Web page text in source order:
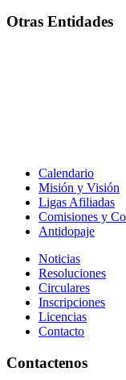
Otras Entidades
Calendario
Misión y Visión
Ligas Afiliadas
Comisiones y
Antidopaje
Noticias
Resoluciones
Circulares
Inscripciones
Licencias
Contacto
Contactenos